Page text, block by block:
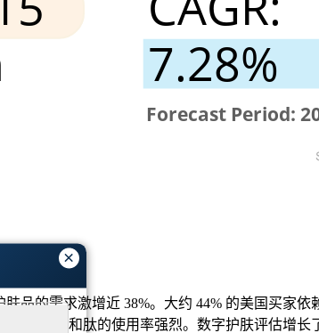
×
品的需求激增近 38%。大约 44% 的美国买家依
经酰胺和肽的使用率强烈。数字护肤评估增长